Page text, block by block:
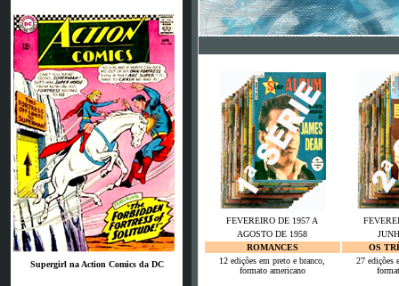
Supergirl na Action Comics da DC
FEVEREIRO DE 1957 A
AGOSTO DE 1958
ROMANCES
OS
12 edições em preto e branco,
formato americano
27 edições